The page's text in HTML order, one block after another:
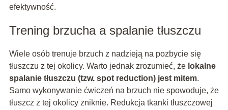
efektywność.
Trening brzucha a spalanie tłuszczu
Wiele osób trenuje brzuch z nadzieją na pozbycie się
tłuszczu z tej okolicy. Warto jednak zrozumieć, że lokalne
spalanie tłuszczu (tzw. spot reduction) jest mitem.
Samo wykonywanie ćwiczeń na brzuch nie spowoduje, że
tłuszcz z tej okolicy zniknie. Redukcja tkanki tłuszczowej